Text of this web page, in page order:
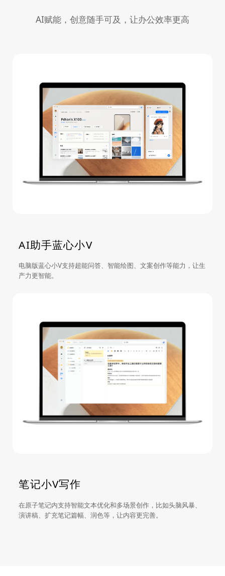
AI赋能，创意随手可及，让办公效率更高
AI助手蓝心小V
电脑版蓝心小V支持超能问答、智能绘图、文案创作等能力，让生
产力更智能。
笔记小V写作
在原子笔记内支持智能文本优化和多场景创作，比如头脑风暴、
演讲稿、扩充笔记篇幅、润色等，让内容更完善。